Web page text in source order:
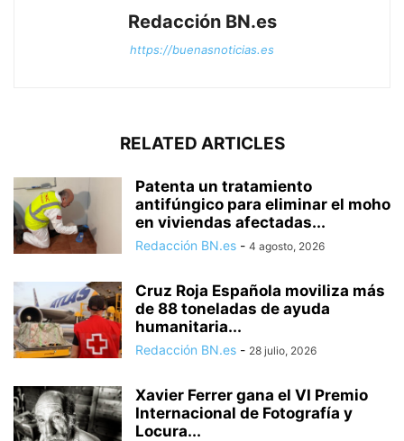
Redacción BN.es
https://buenasnoticias.es
RELATED ARTICLES
Patenta un tratamiento
antifúngico para eliminar el moho
en viviendas afectadas...
Redacción BN.es - 4 agosto, 2026
Cruz Roja Española moviliza más
de 88 toneladas de ayuda
humanitaria...
Redacción BN.es - 28 julio, 2026
Xavier Ferrer gana el VI Premio
Internacional de Fotografía y
Locura...